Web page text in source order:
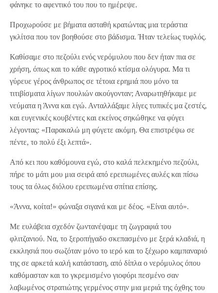
φάνηκε το αφεντικό του που το ημέρεψε.
Προχωρούσε με βήματα ασταθή κρατώντας μια τεράστια
γκλίτσα που τον βοηθούσε στο βάδισμα. Ήταν τελείως τυφλός.
Καθίσαμε στο πεζούλι ενός νερόμυλου που δεν ήταν πια σε
χρήση, όπως και το κάθε αγροτικό κτίσμα ολόγυρα. Μα τι
γύρευε γέρος άνθρωπος σε τέτοια ερημιά που μόνο τα
τιτιβίσματα λίγων πουλιών ακούγονταν; Αναρωτηθήκαμε με
νεύματα η Άννα και εγώ. Ανταλλάξαμε λίγες τυπικές μα ζεστές,
και ευγενικές κουβέντες και εκείνος σηκώθηκε να φύγει
λέγοντας: «Παρακαλώ μη φύγετε ακόμη. Θα επιστρέψω σε
πέντε, το πολύ έξι λεπτά».
Από κει που καθόμουνα εγώ, στο καλά πελεκημένο πεζούλι,
πήρε το μάτι μου μια σειρά από ερειπωμένες αυλές και πίσω
τους τα όλως διόλου ερειπωμένα σπίτια επίσης.
«Άννα, κοίτα!» φώναξα σιγανά και με δέος. «Είναι αυτό».
Με ευλάβεια σχεδόν ζωντανέψαμε τη ζωγραφιά του
φλιτζανιού. Να, το ξεροπήγαδο σκεπασμένο με ξερά κλαδιά, η
εκκλησιά που σωζόταν μόνο το ιερό και το ξέχωρο καμπαναριό
της σε αρκετά καλή κατάσταση, από δίπλα ο νερόμυλος όπου
καθόμασταν και το γκρεμισμένο γιοφύρι πεσμένο σαν
λαβωμένος στρατιώτης γερμένος στην μια μεριά της όχθης του